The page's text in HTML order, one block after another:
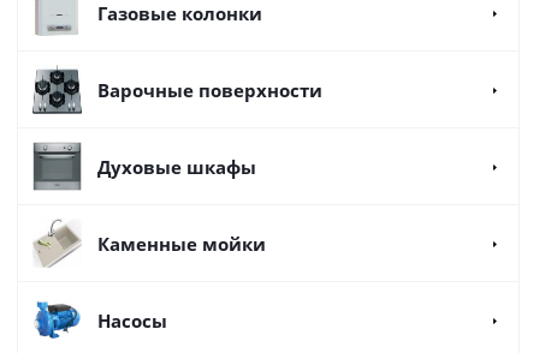
Газовые колонки
Варочные поверхности
Духовые шкафы
Каменные мойки
Насосы